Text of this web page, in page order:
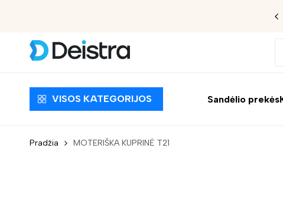
VISOS KATEGORIJOS Sandėlio prekės
Pradžia MOTERIŠKA KUPRINĖ T21